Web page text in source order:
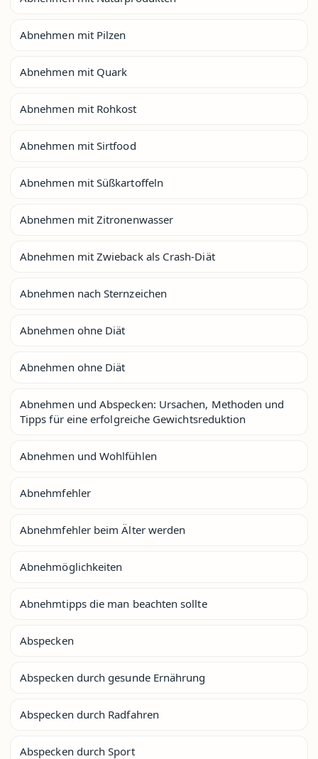
Abnehmen mit Pilzen
Abnehmen mit Quark
Abnehmen mit Rohkost
Abnehmen mit Sirtfood
Abnehmen mit Süßkartoffeln
Abnehmen mit Zitronenwasser
Abnehmen mit Zwieback als Crash-Diät
Abnehmen nach Sternzeichen
Abnehmen ohne Diät
Abnehmen ohne Diät
Abnehmen und Abspecken: Ursachen, Methoden und
Tipps für eine erfolgreiche Gewichtsreduktion
Abnehmen und Wohlfühlen
Abnehmfehler
Abnehmfehler beim Älter werden
Abnehmöglichkeiten
Abnehmtipps die man beachten sollte
Abspecken
Abspecken durch gesunde Ernährung
Abspecken durch Radfahren
Abspecken durch Sport